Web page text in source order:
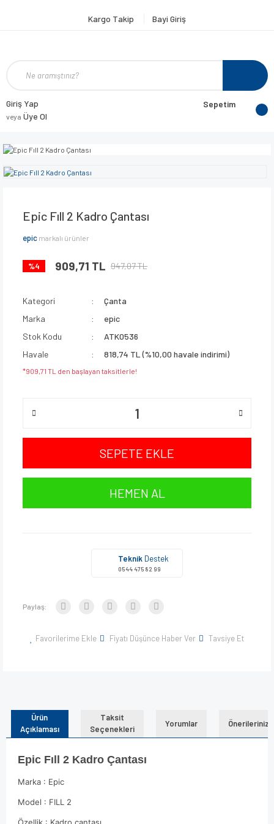
Kargo Takip Bayi Giriş
Giriş Yap
veya Üye Ol
Sepetim
Epic Fıll 2 Kadro Çantası
epic markalı ürünler
%4 909,71 TL 947,07 TL
Kategori
Çanta
Marka
epic
Stok Kodu
ATK0536
Havale
818,74 TL (%10,00 havale indirimi)
*909,71 TL den başlayan taksitlerle!
SEPETE EKLE
HEMEN AL
Teknik Destek
0544 475 82 99
Paylaş:
Favorilerime Ekle Fiyatı Düşünce Haber Ver Tavsiye Et
Ürün
Açıklaması
Taksit
Seçenekleri
Yorumlar Önerileriniz
Epic Fıll 2 Kadro Çantası
Marka : Epic
Model : FILL 2